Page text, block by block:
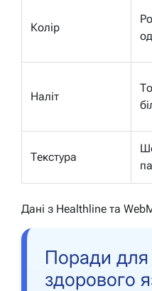
Колір
Наліт
Текстура
Дані з Healthline та
Поради для
здорового